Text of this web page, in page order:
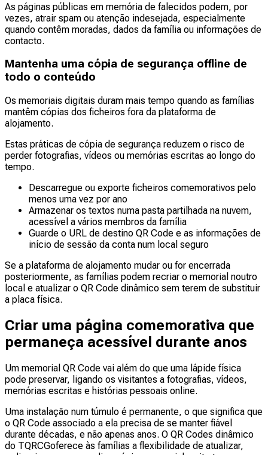
As páginas públicas em memória de falecidos podem, por
vezes, atrair spam ou atenção indesejada, especialmente
quando contêm moradas, dados da família ou informações de
contacto.
Mantenha uma cópia de segurança offline de
todo o conteúdo
Os memoriais digitais duram mais tempo quando as famílias
mantêm cópias dos ficheiros fora da plataforma de
alojamento.
Estas práticas de cópia de segurança reduzem o risco de
perder fotografias, vídeos ou memórias escritas ao longo do
tempo.
Descarregue ou exporte ficheiros comemorativos pelo
menos uma vez por ano
Armazenar os textos numa pasta partilhada na nuvem,
acessível a vários membros da família
Guarde o URL de destino QR Code e as informações de
início de sessão da conta num local seguro
Se a plataforma de alojamento mudar ou for encerrada
posteriormente, as famílias podem recriar o memorial noutro
local e atualizar o QR Code dinâmico sem terem de substituir
a placa física.
Criar uma página comemorativa que
permaneça acessível durante anos
Um memorial QR Code vai além do que uma lápide física
pode preservar, ligando os visitantes a fotografias, vídeos,
memórias escritas e histórias pessoais online.
Uma instalação num túmulo é permanente, o que significa que
o QR Code associado a ela precisa de se manter fiável
durante décadas, e não apenas anos. O QR Codes dinâmico
do TQRCGoferece às famílias a flexibilidade de atualizar,